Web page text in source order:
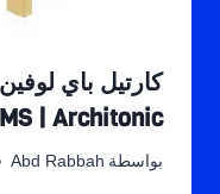
كارتيل باي
| Architonic
بواسطة Abd Rabbah